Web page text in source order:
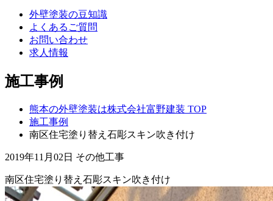
外壁塗装の豆知識
よくあるご質問
お問い合わせ
求人情報
施工事例
熊本の外壁塗装は株式会社富野建装 TOP
施工事例
南区住宅塗り替え石彫スキン吹き付け
2019年11月02日 その他工事
南区住宅塗り替え石彫スキン吹き付け